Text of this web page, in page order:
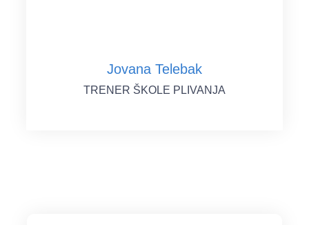
Jovana Telebak
TRENER ŠKOLE PLIVANJA